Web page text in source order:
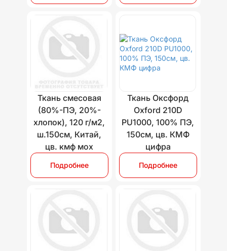
Ткань смесовая
(80%-ПЭ, 20%-
хлопок), 120 г/м2,
ш.150см, Китай,
цв. кмф мох
Подробнее
Ткань Оксфорд
Oxford 210D
PU1000, 100% ПЭ,
150см, цв. КМФ
цифра
Подробнее